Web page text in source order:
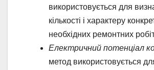
використовується для
кількості і характеру
необхідних ремонтних
Електричний потенціал
метод використовується